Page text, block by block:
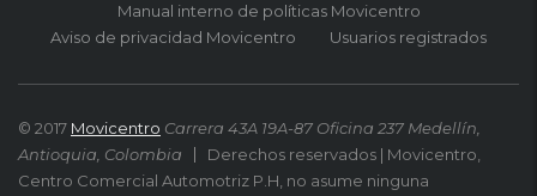
Manual interno de políticas Movicentro
Aviso de privacidad Movicentro
Usuarios registrados
© 2017 Movicentro Carrera 43A 19A-87 Oficina 237 Medellín,
Antioquia, Colombia
Derechos reservados | Movicentro,
Centro Comercial Automotriz P.H, no asume ninguna